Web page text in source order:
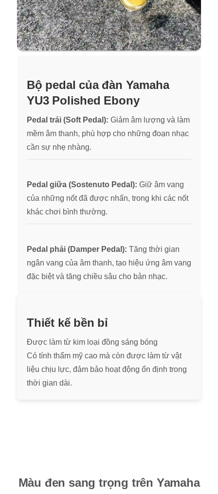
Bộ pedal của đàn Yamaha
YU3 Polished Ebony
Pedal trái (Soft Pedal): Giảm âm lượng và làm
mềm âm thanh, phù hợp cho những đoạn nhạc
cần sự nhẹ nhàng.
Pedal giữa (Sostenuto Pedal): Giữ âm vang
của những nốt đã được nhấn, trong khi các nốt
khác chơi bình thường.
Pedal phải (Damper Pedal): Tăng thời gian
ngân vang của âm thanh, tạo hiệu ứng âm vang
đặc biệt và tăng chiều sâu cho bản nhạc.
Thiết kế bền bỉ
Được làm từ kim loại đồng sáng bóng
Có tính thẩm mỹ cao mà còn được làm từ vật
liệu chịu lực, đảm bảo hoạt động ổn định trong
thời gian dài.
Màu đen sang trọng trên Yamaha